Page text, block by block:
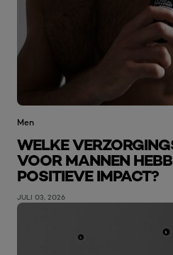
Men
WELKE
VOOR MANNEN
POSITIEVE IMPACT?
JULI 03, 2026